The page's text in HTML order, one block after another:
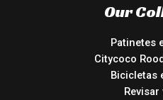
Our
Patinetes
Citycoco
Bicicletas